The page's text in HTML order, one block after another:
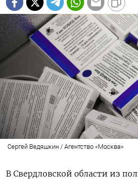
Сергей Ведяшкин / Агентство «Москва»
В Свердловской области из